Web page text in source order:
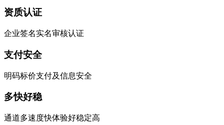
资质认证
企业签名实名审核认证
支付安全
明码标价支付及信息安全
多快好稳
通道多速度快体验好稳定高